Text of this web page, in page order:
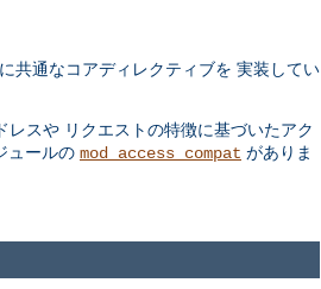
共通なコアディレクティブを 実装してい
レスや リクエストの特徴に基づいたアク
ュールの mod_access_compat がありま